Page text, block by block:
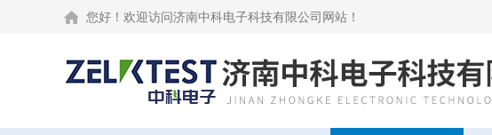
您好！欢迎访问济南中科电子科技有限公司网站！